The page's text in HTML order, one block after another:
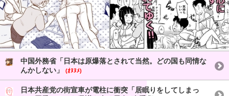
中国外務省「日本は原爆落とされて当然。どの国も同情な
んかしない」
(ｵﾇﾇﾒ)
日本共産党の街宣車が電柱に衝突「居眠りをしてしまっ